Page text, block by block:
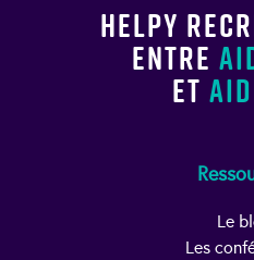
Helpy
entre
et
Le
Les